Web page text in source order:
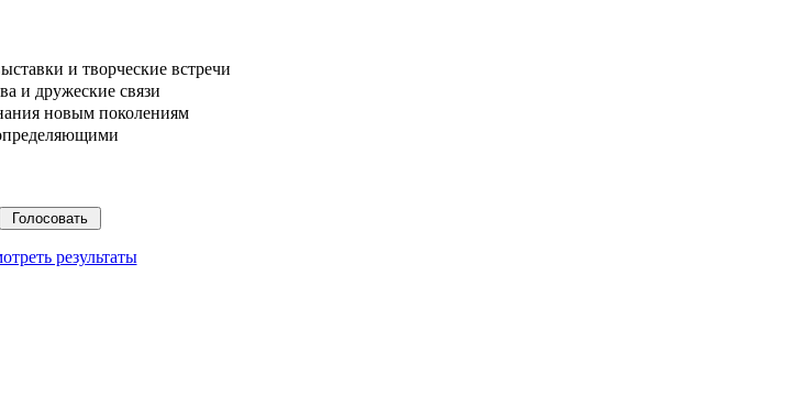
и творческие встречи
и дружеские связи
новым поколениям
результаты